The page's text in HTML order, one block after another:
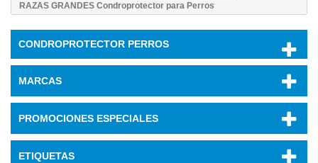
RAZAS GRANDES Condroprotector para Perros
CONDROPROTECTOR PERROS
MARCAS
PROMOCIONES ESPECIALES
ETIQUETAS